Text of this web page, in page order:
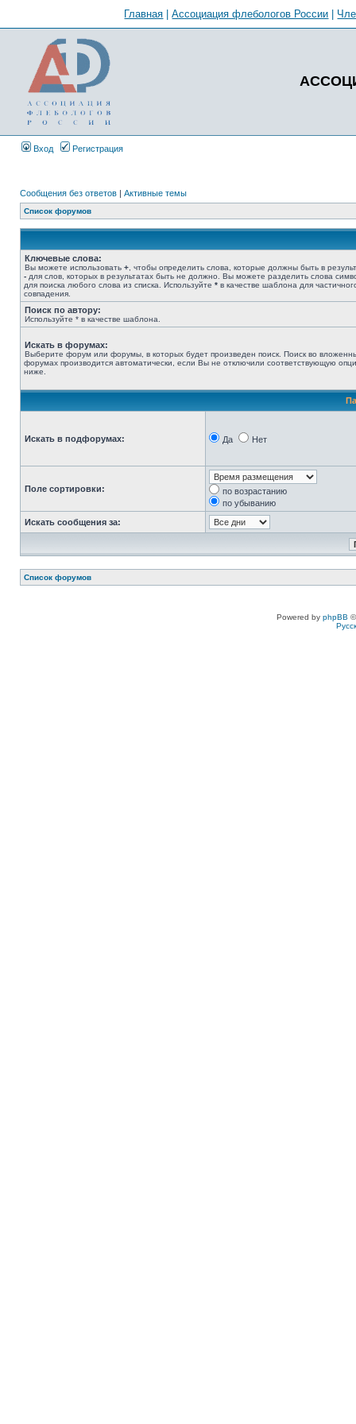
Главная |Ассоциация флебологов России
Вход Регистрация
Сообщения без ответов | Активные темы
Список форумов
Ключевые слова:
Вы можете использовать + , чтобы определить слова, которые должны быть в
- для слов, которых в результатах быть не должно. Вы можете разделить слова
для поиска любого слова из списка. Используйте * в качестве шаблона для
совпадения.
Поиск по автору:
Используйте * в качестве шаблона.
Искать в форумах:
Выберите форум или форумы, в которых будет произведен поиск. Поиск во
форумах производится автоматически, если Вы не отключили соответствующую
ниже.
Искать в подфорумах: Да Нет
Поле сортировки:
по возрастанию
по убыванию
Искать сообщения за:
Список форумов
Powered by phpBB